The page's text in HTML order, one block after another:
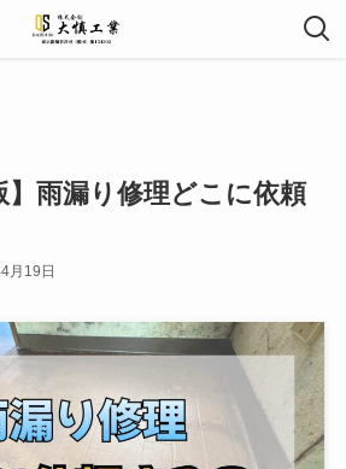
】雨漏り修理どこに依頼
月19日